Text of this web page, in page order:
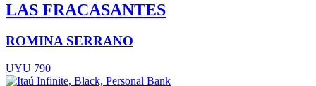
LAS FRACASANTES
ROMINA SERRANO
UYU 790